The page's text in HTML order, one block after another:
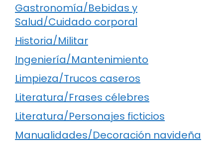
Gastronomía/Bebidas y
Salud/Cuidado corporal
Historia/Militar
Ingeniería/Mantenimiento
Limpieza/Trucos caseros
Literatura/Frases célebres
Literatura/Personajes ficticios
Manualidades/Decoración navideña